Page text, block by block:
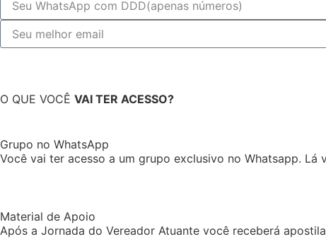
O QUE VOCÊ VAI TER ACESSO?
Grupo no WhatsApp
Você vai ter acesso a um grupo exclusivo no Whatsapp.
Material de Apoio
Após a Jornada do Vereador Atuante você receberá